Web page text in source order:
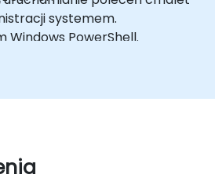
systemem.
Windows PowerShell.
i PSDrives do pracy z
skryptów w Windows